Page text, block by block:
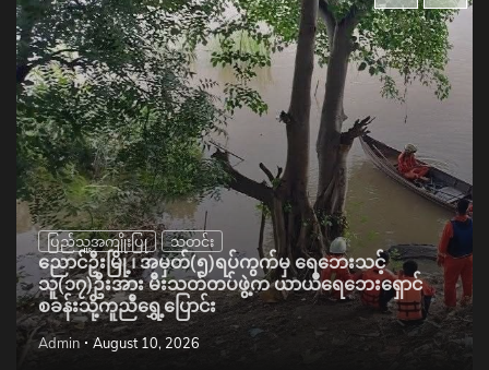
ပြည်သူ့အကျိုးပြု သတင်း
ညောင်ဦးမြို့၊ အမှတ်(၅)ရပ်ကွက်မှ ရေဘေးသင့်
သူ(၁၇)ဦးအား မီးသတ်တပ်ဖွဲ့က ယာယီရေဘေးရှောင်
စခန်းသို့ကူညီရွှေ့ပြောင်း
Admin August 10, 2026